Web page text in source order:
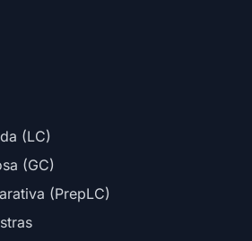
(LC)
(GC)
(PrepLC)